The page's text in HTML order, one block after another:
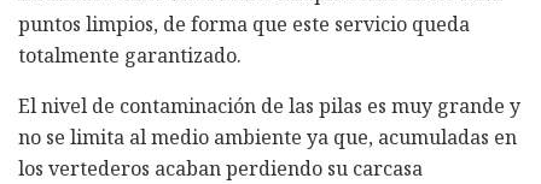
puntos limpios, de forma que este servicio queda
totalmente garantizado.
El nivel de contaminación de las pilas es muy grande y
no se limita al medio ambiente ya que, acumuladas en
los vertederos acaban perdiendo su carcasa